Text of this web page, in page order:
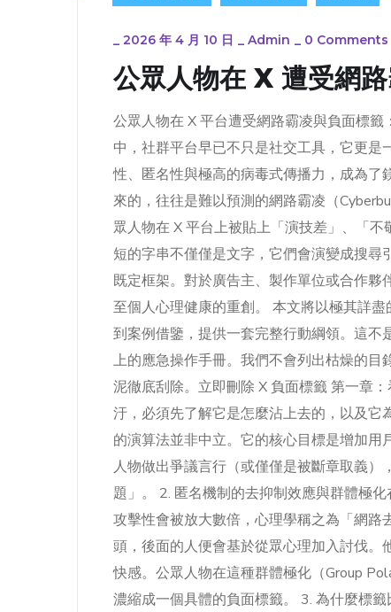
_ 2026 年 4 月 10 日 _ Admin _ 0 Comments
公眾人物在 X 遭受網
公眾人物在 X 平台遭受網路霸凌與負面標
中，社群平台早已不只是社交工具，它更
性、匿名性與極高的病毒式傳播力，成為
來的，往往是難以預測的網路霸凌（
眾人物在 X 平台上被貼上「演技差」、「
短的字串不僅僅是文字，它們會演變成搜
既定框架。對於廣告主、製作單位或合作
至個人心理健康的重創。 本文將以極其詳
到案例借鑒，提供一套完整行動綱領。這
上的應急操作手冊。我們不會列出枯燥的
泥徹底刮除。立即刪除 X 負面標籤 第一章
汙，必須先了解它是怎麼沾上去的，以及它
的演算法並非中立。它的核心目標是增加
人物做出爭議言行（或僅僅是被斷章取義
題」。 2. 匿名機制的去抑制效應與群體極
攻擊性會被放大數倍，心理學稱之為「網
頭，後面的人便會基於從眾心理加入討伐
快感。公眾人物在這種群體極化（Group
濃縮成一個具體的負面標籤。 3. 為什麼標